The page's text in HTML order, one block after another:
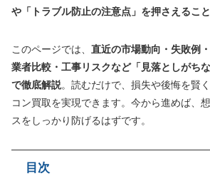
や「トラブル防止の注意点」を押さえること
このページでは、 直近の市場動向・失敗例
業者比較・工事リスクなど「見落としがち
で徹底解説。読むだけで、損失や後悔を賢
コン買取を実現できます。今から進めば、
スをしっかり防げるはずです。
目次